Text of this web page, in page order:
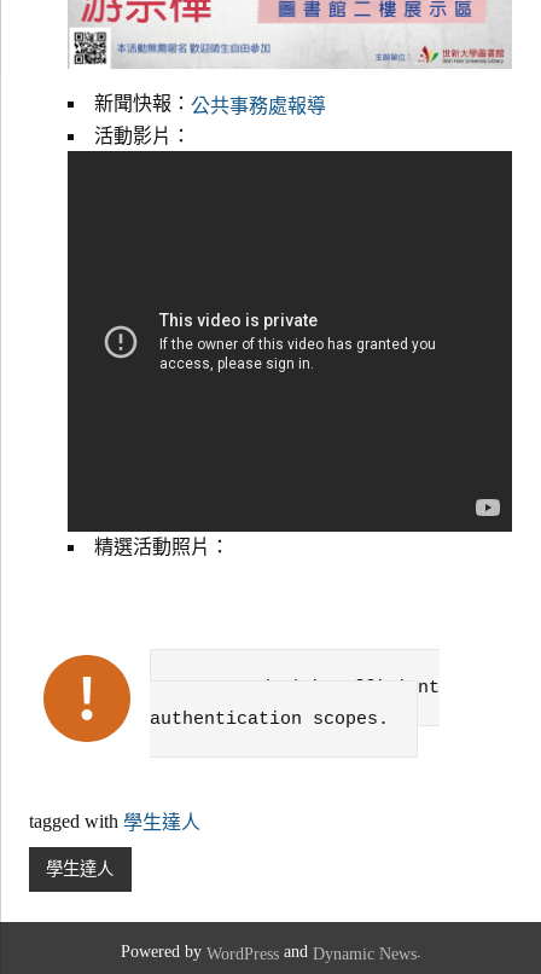
新聞快報： 公共事務處報導
活動影片：
精選活動照片：
Failed to get data. Error:
Request had insufficient
authentication scopes.
tagged with 學生達人
學生達人
Powered by WordPressand Dynamic News.